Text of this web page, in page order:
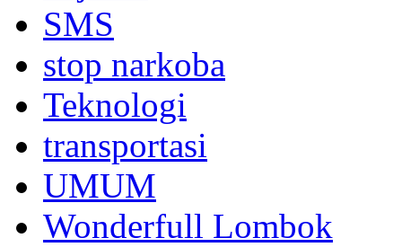
SMS
stop narkoba
Teknologi
transportasi
UMUM
Wonderfull Lombok